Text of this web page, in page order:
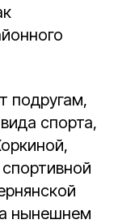
подругам,
спорта,
нынешнем